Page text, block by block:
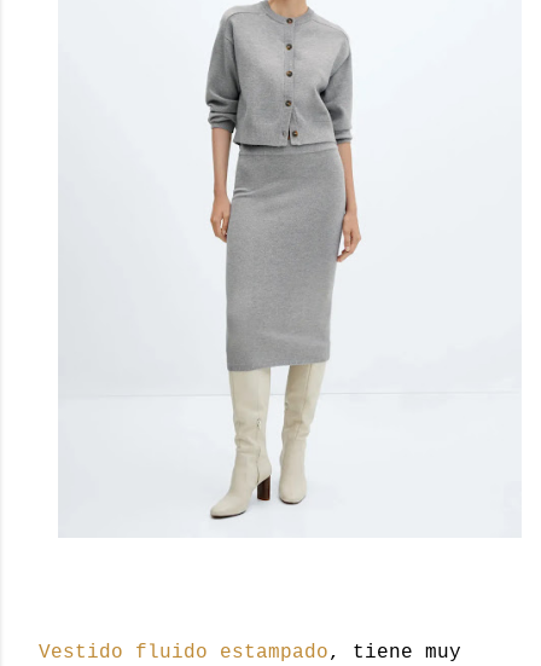
Vestido fluido estampado, tiene muy